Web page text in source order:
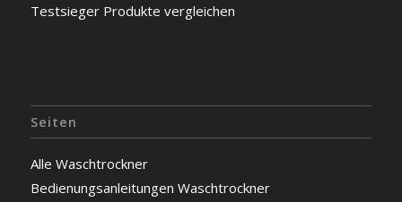
Testsieger Produkte vergleichen
Seiten
Alle Waschtrockner
Bedienungsanleitungen Waschtrockner